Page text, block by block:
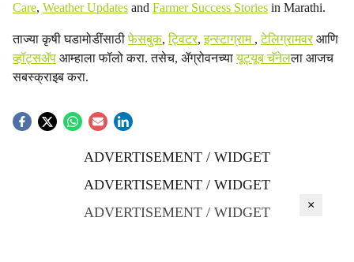
Care, Weather Updates and Farmer Success Stories in Marathi.
ताज्या कृषी घडामोडींसाठीफेसबुक,ट्विटर,इन्स्टाग्राम ,टेलिग्रामवरआणि
व्हॉट्सॲप आम्हाला फॉलो करा. तसेच, ॲग्रोवनच्यायूट्यूब चॅनेलला आजच
सबस्क्राइब करा.
ADVERTISEMENT / WIDGET
ADVERTISEMENT / WIDGET
ADVERTISEMENT / WIDGET
×